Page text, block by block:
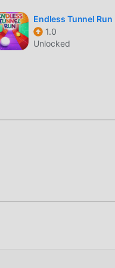
، قم بتنزيله الآن!
Endless Tunnel Run
1.0
Unlocked